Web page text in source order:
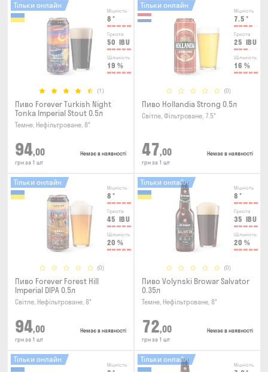
Міцність
8 °
Гіркота
50 IBU
Щільність
19 %
(1)
Тільки онлайн
Пиво Forever Turkish Night
Tonka Imperial Stout 0.5л
Темне, Нефільтроване, 8°
94,00
грн за 1 шт
Немає в наявності
Міцність
7.5 °
Гіркота
25 IBU
Щільність
16 %
(0)
Тільки онлайн
Пиво Hollandia Strong 0.5л
Світле, Фільтроване, 7.5°
47,00
грн за 1 шт
Немає в наявності
Міцність
8 °
Гіркота
45 IBU
Щільність
20 %
(0)
Тільки онлайн
Пиво Forever Forest Hill
Imperial DIPA 0.5л
Світле, Нефільтроване, 8°
94,00
грн за 1 шт
Немає в наявності
Міцність
8 °
Гіркота
35 IBU
Щільність
20 %
(0)
Тільки онлайн
Пиво Volynski Browar Salvator
0.35л
Темне, Нефільтроване, 8°
72,00
грн за 1 шт
Немає в наявності
Міцність
Тільки онлайн
Міцність
Тільки онлайн